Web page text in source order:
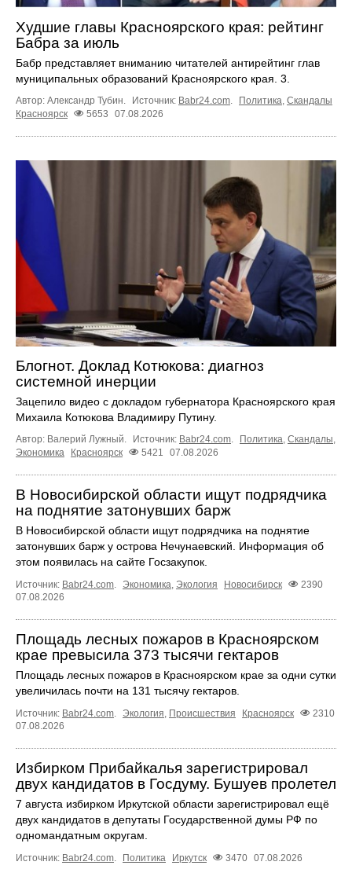
Худшие главы Красноярского края: рейтинг
Бабра за июль
Бабр представляет вниманию читателей антирейтинг глав
муниципальных образований Красноярского края. 3.
Автор: Александр Тубин. Источник: Babr24.com. Политика, Скандалы
Красноярск
5653 07.08.2026
Блогнот. Доклад Котюкова: диагноз
системной инерции
Зацепило видео с докладом губернатора Красноярского края
Михаила Котюкова Владимиру Путину.
Автор: Валерий Лужный. Источник: Babr24.com Политика Скандалы
Экономика
Красноярск 5421 07.08.2026
В Новосибирской области ищут подрядчика
на поднятие затонувших барж
В Новосибирской области ищут подрядчика на поднятие
затонувших барж у острова Нечунаевский. Информация об
этом появилась на сайте Госзакупок.
Источник: Babr24.com. Экономика, Экология Новосибирск
2390
07.08.2026
Площадь лесных пожаров в Красноярском
крае превысила 373 тысячи гектаров
Площадь лесных пожаров в Красноярском крае за одни сутки
увеличилась почти на 131 тысячу гектаров.
Источник: Babr24.com. Экология, Происшествия Красноярск
2310
07.08.2026
Избирком Прибайкалья зарегистрировал
двух кандидатов в Госдуму. Бушуев пролетел
7 августа избирком Иркутской области зарегистрировал ещё
двух кандидатов в депутаты Государственной думы РФ по
одномандатным округам.
Источник: Babr24.com. Политика Иркутск 3470 07.08.2026